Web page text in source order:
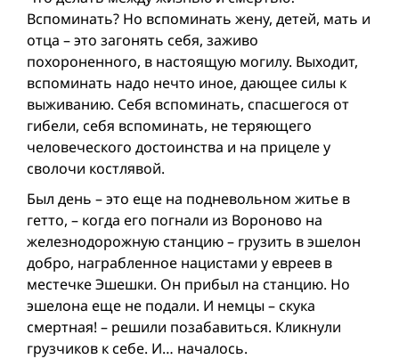
Вспоминать? Но вспоминать жену, детей, мать и
отца – это загонять себя, заживо
похороненного, в настоящую могилу. Выходит,
вспоминать надо нечто иное, дающее силы к
выживанию. Себя вспоминать, спасшегося от
гибели, себя вспоминать, не теряющего
человеческого достоинства и на прицеле у
сволочи костлявой.
Был день – это еще на подневольном житье в
гетто, – когда его погнали из Вороново на
железнодорожную станцию – грузить в эшелон
добро, награбленное нацистами у евреев в
местечке Эшешки. Он прибыл на станцию. Но
эшелона еще не подали. И немцы – скука
смертная! – решили позабавиться. Кликнули
грузчиков к себе. И… началось.